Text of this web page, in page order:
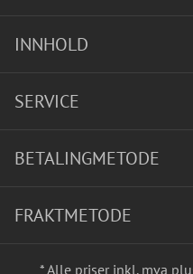
INNHOLD
SERVICE
BETALINGMETODE
FRAKTMETODE
* Alle priser inkl. mva